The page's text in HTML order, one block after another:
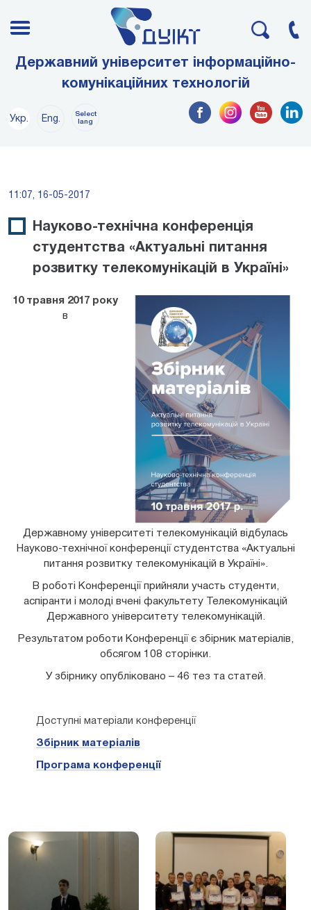
Державний університет інформаційно-
комунікаційних технологій
Укр. Eng.
Select
lang
11:07, 16-05-2017
Науково-технічна конференція
студентства «Актуальні питання
розвитку телекомунікацій в Україні»
10 травня2017 року
в
Державному університеті телекомунікацій відбулась
Науково-технічної конференції студентства «Актуальні
питання розвитку телекомунікацій в Україні».
В роботі Конференції прийняли участь студенти,
аспіранти і молоді вчені факультету Телекомунікацій
Державного університету телекомунікацій.
Результатом роботи Конференції є збірник матеріалів,
обсягом 108 сторінки.
У збірнику опубліковано – 46 тез та статей.
Доступні матеріали конференції
Збірник матеріалів
Програма конференції